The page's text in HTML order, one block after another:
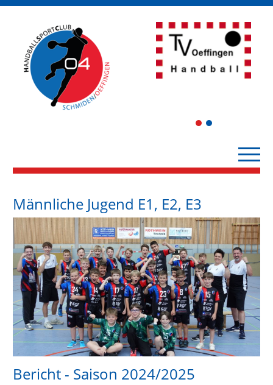
1 2
Männliche Jugend E1, E2, E3
Bericht - Saison 2024/2025